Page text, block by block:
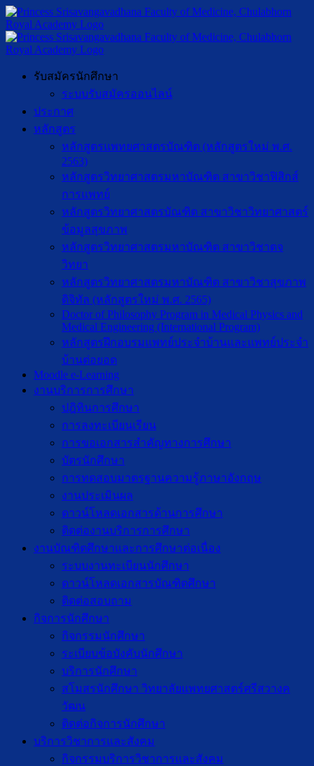
รับสมัครนักศึกษา
ระบบรับสมัครออนไลน์
ประกาศ
หลักสูตร
หลักสูตรแพทยศาสตรบัณฑิต (หลักสูตรใหม่ พ.ศ.
2563)
หลักสูตรวิทยาศาสตรมหาบัณฑิต สาขาวิชาฟิสิกส์
การแพทย์
หลักสูตรวิทยาศาสตรบัณฑิต สาขาวิชาวิทยาศาสตร์
ข้อมูลสุขภาพ
หลักสูตรวิทยาศาสตรมหาบัณฑิต สาขาวิชาตจ
วิทยา
หลักสูตรวิทยาศาสตรมหาบัณฑิต สาขาวิชาสุขภาพ
ดิจิทัล (หลักสูตรใหม่ พ.ศ. 2565)
Doctor of Philosophy Program in Medical Physics and
Medical Engineering (International Program)
หลักสูตรฝึกอบรมแพทย์ประจำบ้านและแพทย์ประจำ
บ้านต่อยอด
Moodle e-Learning
งานบริการการศึกษา
ปฎิทินการศึกษา
การลงทะเบียนเรียน
การขอเอกสารสำคัญทางการศึกษา
บัตรนักศึกษา
การทดสอบมาตรฐานความรู้ภาษาอังกฤษ
งานประเมินผล
ดาวน์โหลดเอกสารด้านการศึกษา
ติดต่องานบริการการศึกษา
งานบัณฑิตศึกษาเเละการศึกษาต่อเนื่อง
ระบบงานทะเบียนนักศึกษา
ดาวน์โหลดเอกสารบัณฑิตศึกษา
ติดต่อสอบถาม
กิจการนักศึกษา
กิจกรรมนักศึกษา
ระเบียบข้อบังคับนักศึกษา
บริการนักศึกษา
สโมสรนักศึกษา วิทยาลัยแพทยศาสตร์ศรีสวางค
วัฒน
ติดต่อกิจการนักศึกษา
บริการวิชาการและสังคม
กิจกรรมบริการวิชาการและสังคม